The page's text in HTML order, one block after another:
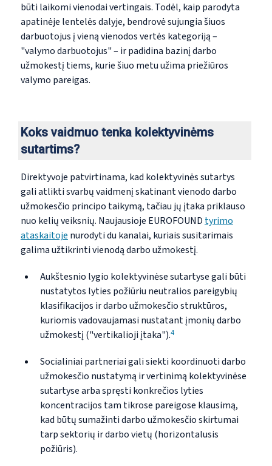
būti laikomi vienodai vertingais. Todėl, kaip parodyta
apatinėje lentelės dalyje, bendrovė sujungia šiuos
darbuotojus į vieną vienodos vertės kategoriją –
"valymo darbuotojus" – ir padidina bazinį darbo
užmokestį tiems, kurie šiuo metu užima priežiūros
valymo pareigas.
Koks vaidmuo tenka kolektyvinėms
sutartims?
Direktyvoje patvirtinama, kad kolektyvinės sutartys
gali atlikti svarbų vaidmenį skatinant vienodo darbo
užmokesčio principo taikymą, tačiau jų įtaka priklauso
nuo kelių veiksnių. Naujausioje EUROFOUND tyrimo
ataskaitoje nurodyti du kanalai, kuriais susitarimais
galima užtikrinti vienodą darbo užmokestį.
Aukštesnio lygio kolektyvinėse sutartyse gali būti
nustatytos lyties požiūriu neutralios pareigybių
klasifikacijos ir darbo užmokesčio struktūros,
kuriomis vadovaujamasi nustatant įmonių darbo
užmokestį ("vertikalioji įtaka").4
Socialiniai partneriai gali siekti koordinuoti darbo
užmokesčio nustatymą ir vertinimą kolektyvinėse
sutartyse arba spręsti konkrečios lyties
koncentracijos tam tikrose pareigose klausimą,
kad būtų sumažinti darbo užmokesčio skirtumai
tarp sektorių ir darbo vietų (horizontalusis
požiūris).